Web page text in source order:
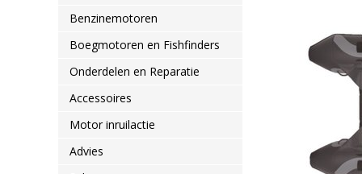
Benzinemotoren
Boegmotoren en Fishfinders
Onderdelen en Reparatie
Accessoires
Motor inruilactie
Advies